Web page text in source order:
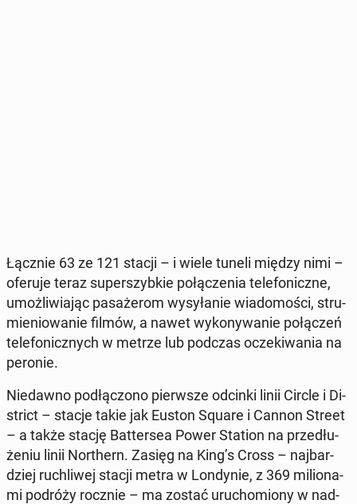
Łącznie 63 ze 121 stacji – i wiele tuneli między nimi –
oferuje teraz su­per­szyb­kie po­łą­cze­nia te­le­fo­nicz­ne,
umoż­li­wia­jąc pa­sa­że­rom wy­sy­ła­nie wia­do­mo­ści, stru­
mie­nio­wa­nie filmów, a nawet wy­ko­ny­wa­nie po­łą­czeń
te­le­fo­nicz­nych w metrze lub podczas ocze­ki­wa­nia na
peronie.
Nie­daw­no pod­łą­czo­no pierw­sze odcinki linii Circle i Di­
strict – stacje takie jak Euston Square i Cannon Street
– a także stację Bat­ter­sea Power Station na prze­dłu­
że­niu linii Nor­thern. Zasięg na King’s Cross – naj­bar­
dziej ru­chli­wej stacji metra w Lon­dy­nie, z 369 mi­lio­na­
mi podróży rocznie – ma zostać uru­cho­mio­ny w nad­